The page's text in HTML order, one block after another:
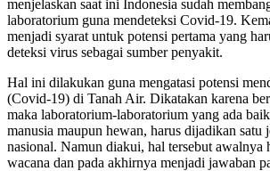
menjelaskan saat ini Indonesia sudah
laboratorium guna mendeteksi Covid-19.
menjadi syarat untuk potensi pertama yang
deteksi virus sebagai sumber penyakit.
Hal ini dilakukan guna mengatasi potensi
(Covid-19) di Tanah Air. Dikatakan karena
maka laboratorium-laboratorium yang ada
manusia maupun hewan, harus dijadikan satu
nasional. Namun diakui, hal tersebut awalnya
wacana dan pada akhirnya menjadi jawaban